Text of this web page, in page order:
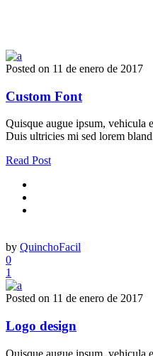
Posted on 11 de enero de 2017
Custom Font
Quisque augue ipsum, vehicula
Duis ultricies mi sed lorem
Read Post
by QuinchoFacil
0
1
Posted on 11 de enero de 2017
Logo design
Quisque augue ipsum, vehicula